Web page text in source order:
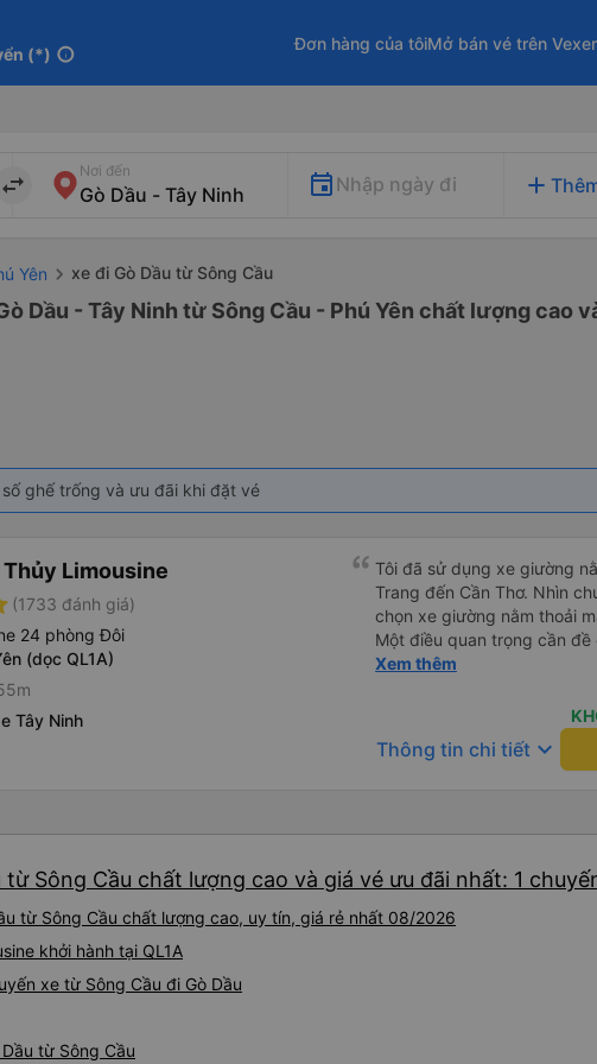
(*) info
Đơn hàng của tôiMở bán vé trên
import_export
Nơi đến
Nhập ngày đi add
Yên xe đi Gò Dầu từ Sông Cầu
Dầu - Tây Ninh từ Sông Cầu - Phú Yên chất lượng cao
ghế trống và ưu đãi khi đặt vé
Limousine
(1733 đánh giá)
24 phòng Đôi
(dọc QL1A)
Tây Ninh
Tôi đã sử dụng xe giường
Trang đến Cần Thơ. Nhìn
chọn xe giường nằm thoải
Một điều quan trọng cần đề
xe, điều này có thể gây khó
chuyến đi vẫn khá thoải
(hôm qua) rất tốt. Mặc dù
nhưng công ty đã thông
khoảng 4:00 sáng và 9:00
cấp bàn chải đánh răng, đó
nghỉ đêm nào cho đến
Xem thêm
Thông tin chi tiết keyboard_arrow_down
Sông Cầu chất lượng cao và giá vé ưu đãi nhất: 1
từ Sông Cầu chất lượng cao, uy tín, giá rẻ nhất 08/2026
khởi hành tại QL1A
xe từ Sông Cầu đi Gò Dầu
từ Sông Cầu